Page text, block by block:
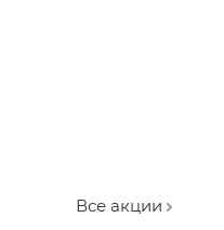
Все акции